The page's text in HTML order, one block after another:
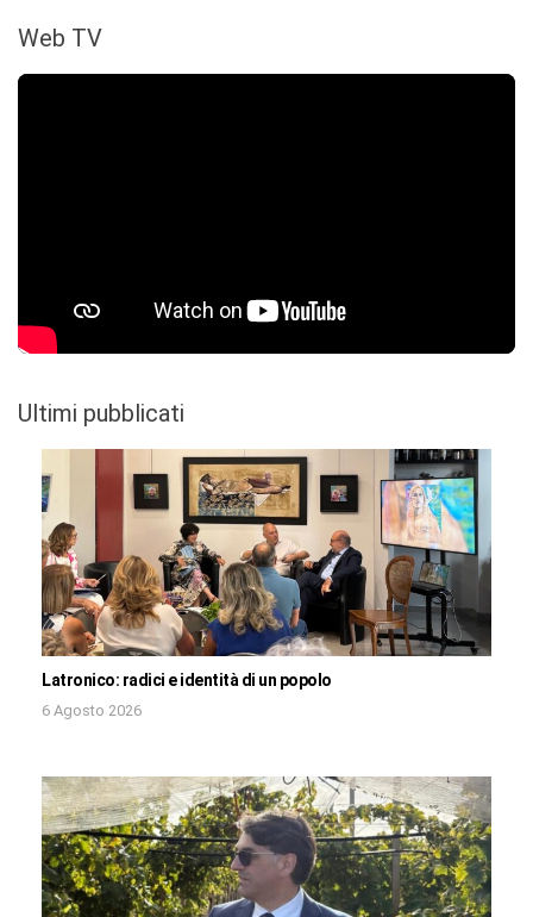
Web TV
Ultimi pubblicati
Latronico: radici e identità di un popolo
6 Agosto 2026